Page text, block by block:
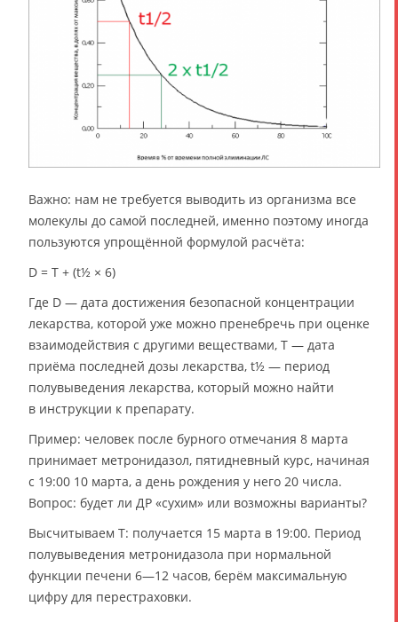
Важно: нам не требуется выводить из организма все
молекулы до самой последней, именно поэтому иногда
пользуются упрощённой формулой расчёта:
D = T + (t½ × 6)
Где D — дата достижения безопасной концентрации
лекарства, которой уже можно пренебречь при оценке
взаимодействия с другими веществами, T — дата
приёма последней дозы лекарства, t½ — период
полувыведения лекарства, который можно найти
в инструкции к препарату.
Пример: человек после бурного отмечания 8 марта
принимает метронидазол, пятидневный курс, начиная
с 19:00 10 марта, а день рождения у него 20 числа.
Вопрос: будет ли ДР «сухим» или возможны варианты?
Высчитываем T: получается 15 марта в 19:00. Период
полувыведения метронидазола при нормальной
функции печени 6—12 часов, берём максимальную
цифру для перестраховки.